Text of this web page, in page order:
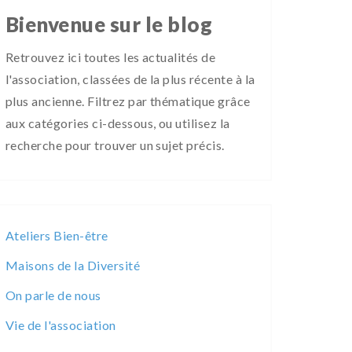
Bienvenue sur le blog
Retrouvez ici toutes les actualités de
l'association, classées de la plus récente à la
plus ancienne. Filtrez par thématique grâce
aux catégories ci-dessous, ou utilisez la
recherche pour trouver un sujet précis.
Ateliers Bien-être
Maisons de la Diversité
On parle de nous
Vie de l'association